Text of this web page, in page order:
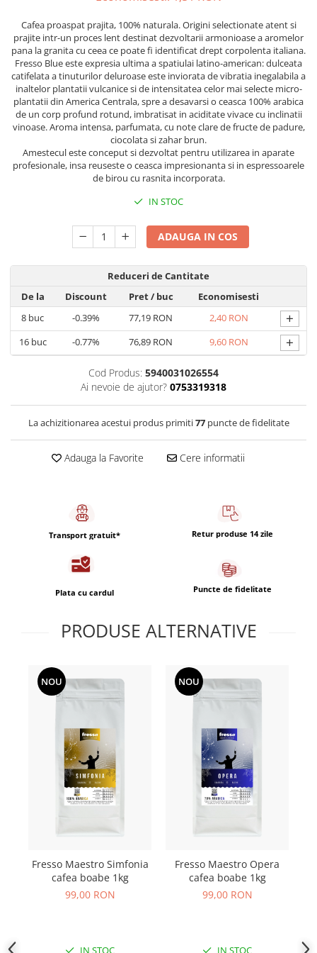
Cafea macinata
Cafea proaspat prajita, 100% naturala. Origini selectionate atent si
prajite intr-un proces lent destinat dezvoltarii armonioase a aromelor
pana la granita cu ceea ce poate fi identificat drept corpolenta italiana.
Fresso Blue este expresia ultima a spatiulai latino-american: dulceata
catifelata a tinuturilor deluroase este inviorata de vibratia inegalabila a
inaltelor plantatii vulcanice si de intensitatea celor mai selecte micro-
plantatii din America Centrala, spre a desavarsi o ceasca 100% arabica
de un corp profund rotund, imbratisat in aciditate vivace cu inclinatii
vinoase. Aroma intensa, parfumata, cu note clare de fructe de padure,
ciocolata si zahar brun.
Amestecul este conceput si dezvoltat pentru utilizarea in aparate
profesionale, insa reuseste o ceasca impresionanta si in espressoarele
de birou cu rasnita incorporata.
IN STOC
ADAUGA IN COS
Reduceri de Cantitate
De la
Discount Pret/ buc
Economisesti
8 buc -0.39% 77,19 RON 2,40 RON +
16buc -0.77% 76,89 RON 9,60 RON +
Cod Produs: 5940031026554
Ai nevoie de ajutor? 0753319318
La achizitionarea acestui produs primiti77puncte de fidelitate
Adauga la Favorite Cere informatii
Transport gratuit* Retur produse 14 zile
Plata cu cardul Puncte de fidelitate
PRODUSE ALTERNATIVE
NOU
Fresso Maestro Simfonia
cafea boabe 1kg
99,00 RON
IN STOC
NOU
Fresso Maestro Opera
cafea boabe 1kg
99,00 RON
IN STOC